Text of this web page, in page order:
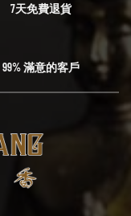
7天免費退貨
99% 滿意的客戶